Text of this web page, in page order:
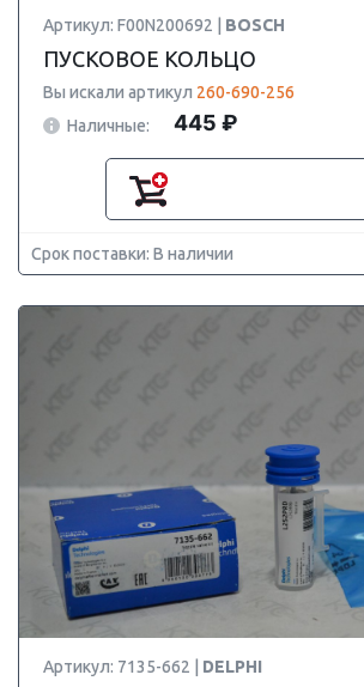
Артикул: F00N200692 | BOSCH
ПУСКОВОЕ КОЛЬЦО
Вы искали артикул 260-690-256
Наличные:
445 ₽
Срок поставки: В наличии
Артикул: 7135-662 | DELPHI